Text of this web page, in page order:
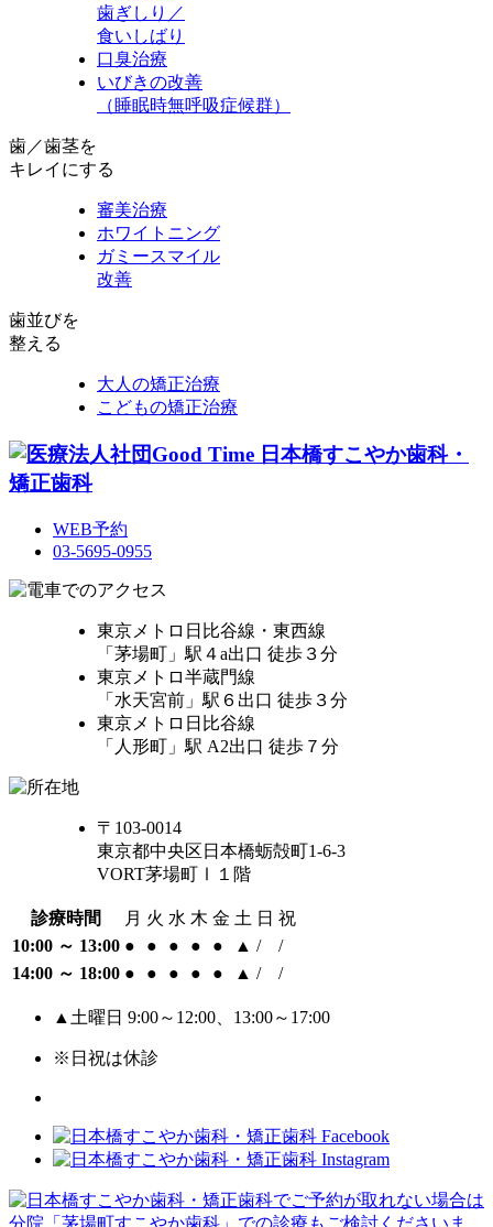
歯ぎしり／
食いしばり
口臭治療
いびきの改善
（睡眠時無呼吸症候群）
歯／歯茎を
キレイにする
審美治療
ホワイトニング
ガミースマイル
改善
歯並びを
整える
大人の矯正治療
こどもの矯正治療
WEB予約
03-5695-0955
東京メトロ日比谷線・東西線
「茅場町」駅４a出口 徒歩３分
東京メトロ半蔵門線
「水天宮前」駅６出口 徒歩３分
東京メトロ日比谷線
「人形町」駅 A2出口 徒歩７分
〒103-0014
東京都中央区日本橋蛎殻町1-6-3
VORT茅場町Ⅰ１階
診療時間 月 火 水 木 金 土 日 祝
10:00 ～ 13:00 ● ● ● ● ● ▲ /
/
14:00 ～ 18:00 ● ● ● ● ● ▲ / /
▲土曜日 9:00～12:00、13:00～17:00
※日祝は休診